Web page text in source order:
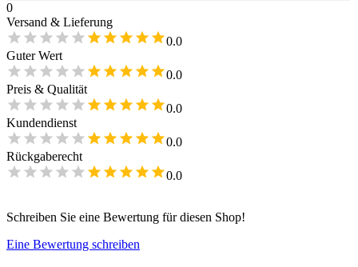
0
Versand & Lieferung
0.0
Guter Wert
0.0
Preis & Qualität
0.0
Kundendienst
0.0
Rückgaberecht
0.0
Schreiben Sie eine Bewertung für diesen Shop!
Eine Bewertung schreiben